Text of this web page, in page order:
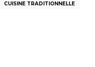
CUISINE TRADITIONNELLE